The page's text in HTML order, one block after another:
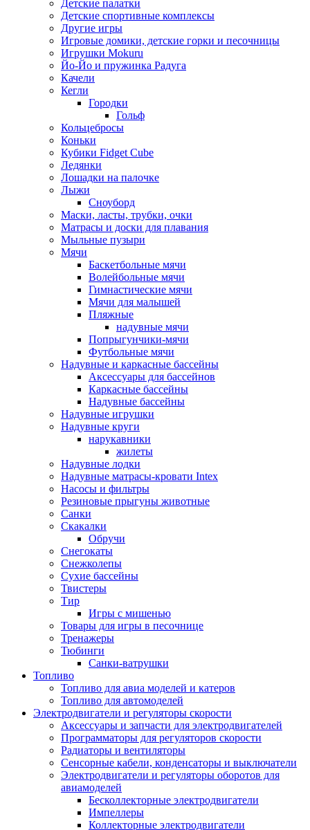
Детские палатки
Детские спортивные комплексы
Другие игры
Игровые домики, детские горки и песочницы
Игрушки Mokuru
Йо-Йо и пружинка Радуга
Качели
Кегли
Городки
Гольф
Кольцебросы
Коньки
Кубики Fidget Cube
Ледянки
Лошадки на палочке
Лыжи
Сноуборд
Маски, ласты, трубки, очки
Матрасы и доски для плавания
Мыльные пузыри
Мячи
Баскетбольные мячи
Волейбольные мячи
Гимнастические мячи
Мячи для малышей
Пляжные
надувные мячи
Попрыгунчики-мячи
Футбольные мячи
Надувные и каркасные бассейны
Аксессуары для бассейнов
Каркасные бассейны
Надувные бассейны
Надувные игрушки
Надувные круги
нарукавники
жилеты
Надувные лодки
Надувные матрасы-кровати Intex
Насосы и фильтры
Резиновые прыгуны животные
Санки
Скакалки
Обручи
Снегокаты
Снежколепы
Сухие бассейны
Твистеры
Тир
Игры с мишенью
Товары для игры в песочнице
Тренажеры
Тюбинги
Санки-ватрушки
Топливо
Топливо для авиа моделей и катеров
Топливо для автомоделей
Электродвигатели и регуляторы скорости
Аксессуары и запчасти для электродвигателей
Программаторы для регуляторов скорости
Радиаторы и вентиляторы
Сенсорные кабели, конденсаторы и выключатели
Электродвигатели и регуляторы оборотов для
авиамоделей
Бесколлекторные электродвигатели
Импеллеры
Коллекторные электродвигатели